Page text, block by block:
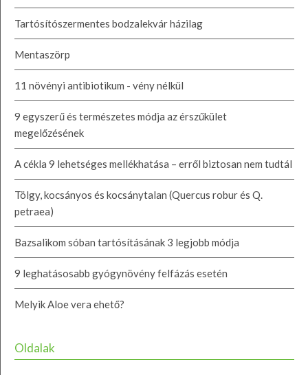
Tartósítószermentes bodzalekvár házilag
Mentaszörp
11 növényi antibiotikum - vény nélkül
9 egyszerű és természetes módja az érszűkület
megelőzésének
A cékla 9 lehetséges mellékhatása – erről biztosan nem tudtál
Tölgy, kocsányos és kocsánytalan (Quercus robur és Q.
petraea)
Bazsalikom sóban tartósításának 3 legjobb módja
9 leghatásosabb gyógynövény felfázás esetén
Melyik Aloe vera ehető?
Oldalak